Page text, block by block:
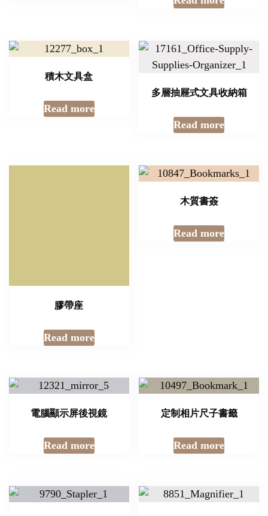
積木文具盒
Read more
多層抽屜式文具收納箱
Read more
膠帶座
Read more
木質書簽
Read more
電腦顯示屏後視鏡
Read more
定制相片尺子書籤
Read more